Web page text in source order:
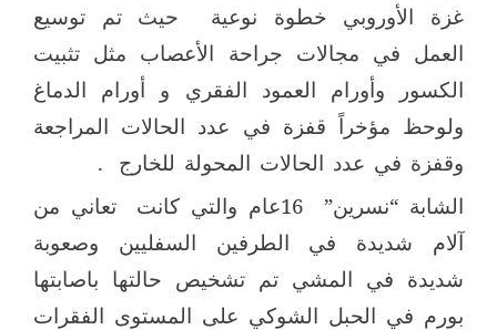
غزة الأوروبي خطوة نوعية
حيث تم توسيع
العمل في مجالات جراحة الأعصاب مثل تثبيت
الكسور وأورام العمود الفقري و أورام الدماغ
ولوحظ مؤخراً قفزة في عدد الحالات المراجعة
وقفزة في عدد الحالات المحولة للخارج
.
الشابة “نسرين”
16عام والتي كانت
تعاني من
آلام شديدة في الطرفين السفليين وصعوبة
شديدة في المشي تم تشخيص حالتها باصابتها
بورم في الحبل الشوكي على المستوى الفقرات